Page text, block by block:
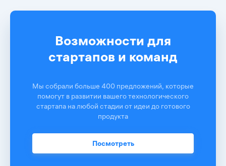
Возможности для
стартапов и команд
Мы собрали больше 400 предложений, которые
помогут в развитии вашего технологического
стартапа на любой стадии от идеи до готового
продукта
Посмотреть